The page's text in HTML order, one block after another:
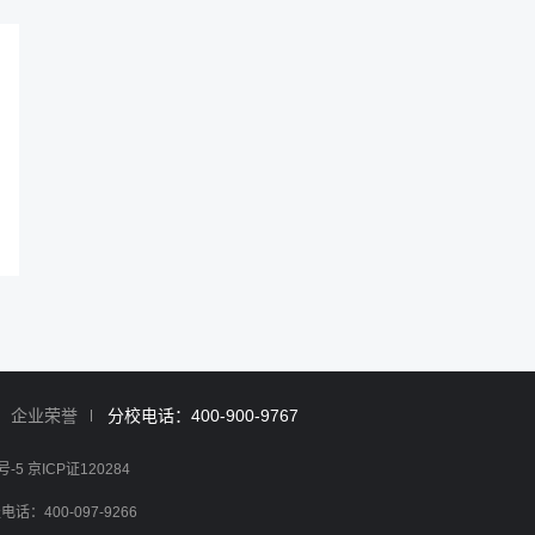
企业荣誉 分校电话：400-900-9767
-5 京ICP证120284
话：400-097-9266